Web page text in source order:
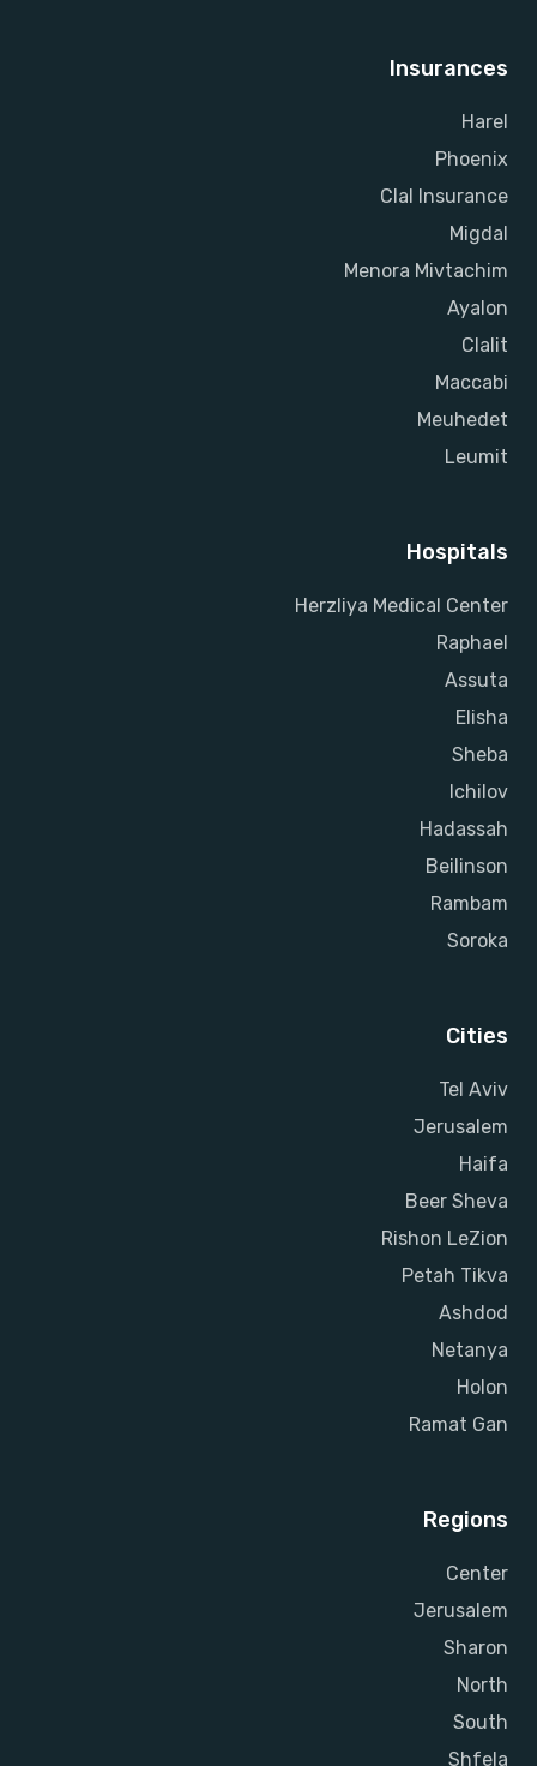
Insurances
Harel
Phoenix
Clal Insurance
Migdal
Menora Mivtachim
Ayalon
Clalit
Maccabi
Meuhedet
Leumit
Hospitals
Herzliya Medical Center
Raphael
Assuta
Elisha
Sheba
Ichilov
Hadassah
Beilinson
Rambam
Soroka
Cities
Tel Aviv
Jerusalem
Haifa
Beer Sheva
Rishon LeZion
Petah Tikva
Ashdod
Netanya
Holon
Ramat Gan
Regions
Center
Jerusalem
Sharon
North
South
Shfela